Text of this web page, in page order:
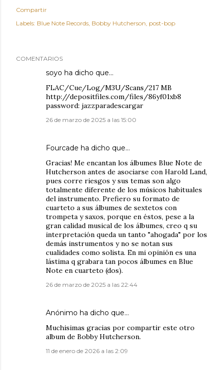
Compartir
Labels: Blue Note Records Bobby Hutcherson post-bop
COMENTARIOS
soyo ha dicho que…
FLAC/Cue/Log/M3U/Scans/217 MB
http://depositfiles.com/files/86yf01xb8
password: jazzparadescargar
26 de marzo de 2025 a las 15:00
Fourcade ha dicho que…
Gracias! Me encantan los álbumes Blue Note de
Hutcherson antes de asociarse con Harold Land,
pues corre riesgos y sus temas son algo
totalmente diferente de los músicos habituales
del instrumento. Prefiero su formato de
cuarteto a sus álbumes de sextetos con
trompeta y saxos, porque en éstos, pese a la
gran calidad musical de los álbumes, creo q su
interpretación queda un tanto "ahogada" por los
demás instrumentos y no se notan sus
cualidades como solista. En mi opinión es una
lástima q grabara tan pocos álbumes en Blue
Note en cuarteto (dos).
26 de marzo de 2025 a las 22:44
Anónimo ha dicho que…
Muchisimas gracias por compartir este otro
album de Bobby Hutcherson.
11 de enero de 2026 a las 2:09